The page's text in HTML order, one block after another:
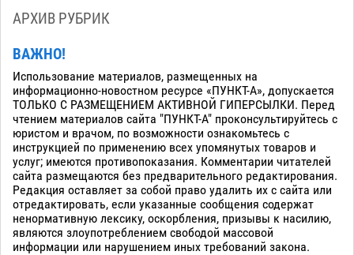
АРХИВ РУБРИК
ВАЖНО!
Использование материалов, размещенных на
информационно-новостном ресурсе «ПУНКТ-А», допускается
ТОЛЬКО С РАЗМЕЩЕНИЕМ АКТИВНОЙ ГИПЕРСЫЛКИ. Перед
чтением материалов сайта "ПУНКТ-А" проконсультируйтесь с
юристом и врачом, по возможности ознакомьтесь с
инструкцией по применению всех упомянутых товаров и
услуг; имеются противопоказания. Комментарии читателей
сайта размещаются без предварительного редактирования.
Редакция оставляет за собой право удалить их с сайта или
отредактировать, если указанные сообщения содержат
ненормативную лексику, оскорбления, призывы к насилию,
являются злоупотреблением свободой массовой
информации или нарушением иных требований закона.